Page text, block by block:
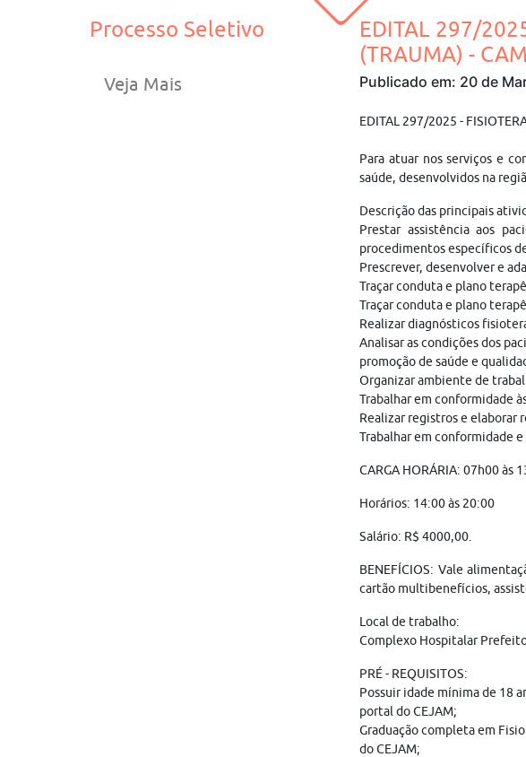
Processo Seletivo
Veja Mais
EDITAL 297/
(TRAUMA) -
Publicado em: 20 de
EDITAL 297/2025 -
Para atuar nos serviços e
saúde, desenvolvidos na
Descrição das principais
Prestar assistência aos
procedimentos específicos
Prescrever, desenvolver e
Traçar conduta e plano
Traçar conduta e plano
Realizar diagnósticos
Analisar as condições dos
promoção de saúde e
Organizar ambiente de
Trabalhar em conformidade
Realizar registros e elaborar
Trabalhar em conformidade
CARGA HORÁRIA: 07h00 às
Horários: 14:00 às 20:00
Salário: R$ 4000,00.
BENEFÍCIOS: Vale
cartão multibenefícios,
Local de trabalho:
Complexo Hospitalar
PRÉ - REQUISITOS:
Possuir idade mínima de 18
portal do CEJAM;
Graduação completa em
do CEJAM;